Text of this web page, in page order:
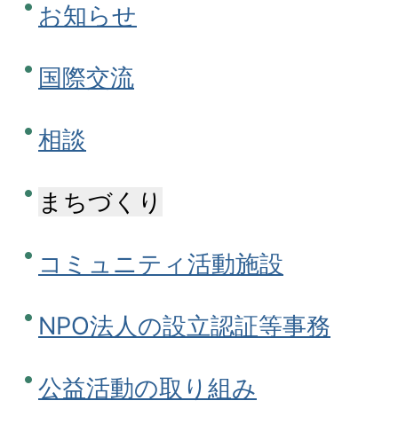
お知らせ
国際交流
相談
まちづくり
コミュニティ活動施設
NPO法人の設立認証等事務
公益活動の取り組み